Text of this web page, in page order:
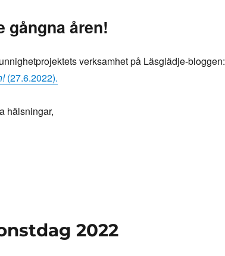
gångna åren!
verksamhet på Läsglädje-bloggen:
(27.6.2022).
hälsningar,
2022